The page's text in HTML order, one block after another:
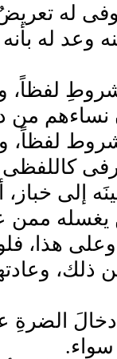
له
له بأنه
لفظاً،
من
لفظاً،
كاللفظى
إلى
يغسله ممن
هذا،
ذلك،
الضرةِ